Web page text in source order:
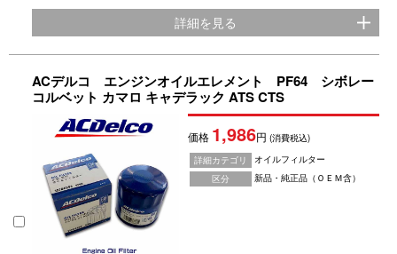
詳細を見る
ACデルコ エンジンオイルエレメント PF64 シボレー
コルベット カマロ キャデラック ATS CTS
価格 1,986円(消費税込)
詳細カテゴリ
オイルフィルター
区分
新品・純正品（ＯＥＭ含）